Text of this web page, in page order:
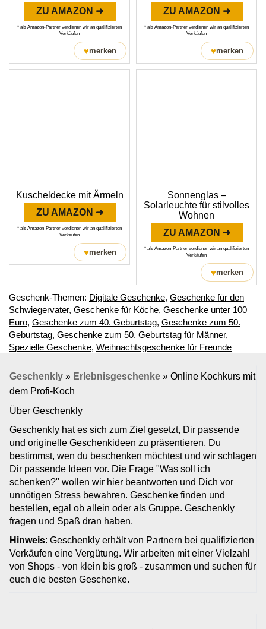
ZU AMAZON ➜
* als Amazon-Partner verdienen wir an qualifizierten
Verkäufen
♥merken
ZU AMAZON ➜
* als Amazon-Partner verdienen wir an qualifizierten
Verkäufen
♥merken
Kuscheldecke mit Ärmeln
ZU AMAZON ➜
* als Amazon-Partner verdienen wir an qualifizierten
Verkäufen
♥merken
Sonnenglas –
Solarleuchte für stilvolles
Wohnen
ZU AMAZON ➜
* als Amazon-Partner verdienen wir an qualifizierten
Verkäufen
♥merken
Geschenk-Themen: Digitale Geschenke, Geschenke für den
Schwiegervater, Geschenke für Köche, Geschenke unter 100
Euro, Geschenke zum 40. Geburtstag, Geschenke zum 50.
Geburtstag, Geschenke zum 50. Geburtstag für Männer,
Spezielle Geschenke, Weihnachtsgeschenke für Freunde
Geschenkly » Erlebnisgeschenke » Online Kochkurs mit
dem Profi-Koch
Über Geschenkly
Geschenkly hat es sich zum Ziel gesetzt, Dir passende
und originelle Geschenkideen zu präsentieren. Du
bestimmst, wen du beschenken möchtest und wir schlagen
Dir passende Ideen vor. Die Frage "Was soll ich
schenken?" wollen wir hier beantworten und Dich vor
unnötigen Stress bewahren. Geschenke finden und
bestellen, egal ob allein oder als Gruppe. Geschenkly
fragen und Spaß dran haben.
Hinweis: Geschenkly erhält von Partnern bei qualifizierten
Verkäufen eine Vergütung. Wir arbeiten mit einer Vielzahl
von Shops - von klein bis groß - zusammen und suchen für
euch die besten Geschenke.